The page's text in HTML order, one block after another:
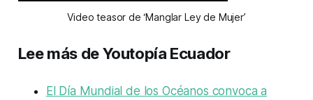
Video teasor de ‘Manglar Ley de Mujer’
Lee más de Youtopía Ecuador
El Día Mundial de los Océanos convoca a